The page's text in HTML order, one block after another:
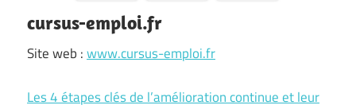
cursus-emploi.fr
Site web :www.cursus-emploi.fr
Les 4 étapes clés de l’amélioration continue et leur